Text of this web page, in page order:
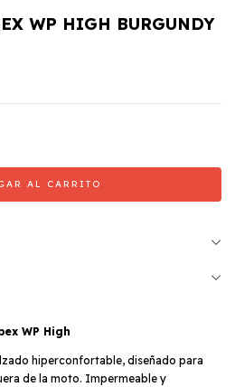
WP HIGH BURGUNDY
WP High
hiperconfortable, diseñado para
de la moto. Impermeable y